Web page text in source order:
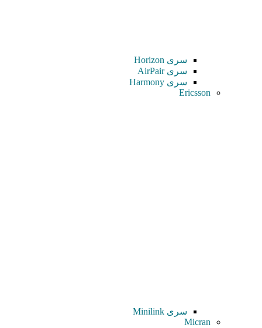
سری Horizon
سری AirPair
سری Harmony
Ericsson
سری Minilink
Micran